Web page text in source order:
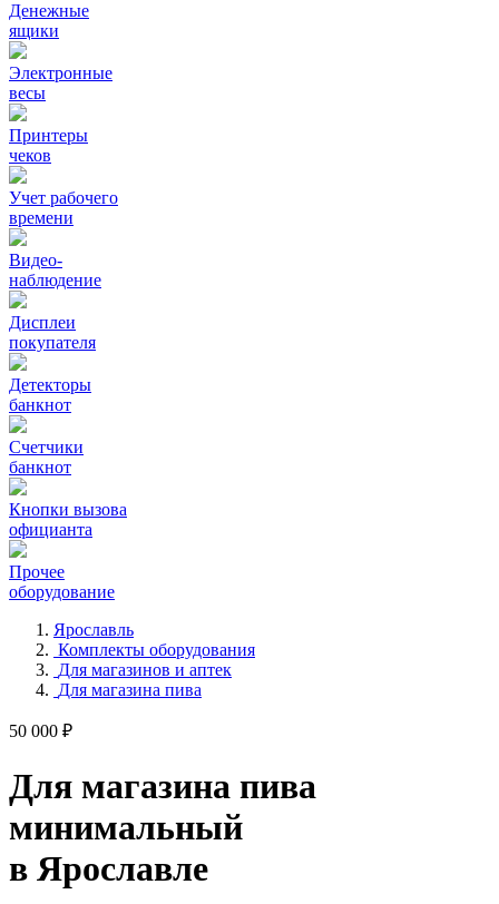
Денежные
ящики
Электронные
весы
Принтеры
чеков
Учет рабочего
времени
Видео‑
наблюдение
Дисплеи
покупателя
Детекторы
банкнот
Счетчики
банкнот
Кнопки вызова
официанта
Прочее
оборудование
Ярославль
Комплекты оборудования
Для магазинов и аптек
Для магазина пива
50 000 ₽
Для магазина пива
минимальный
в Ярославле